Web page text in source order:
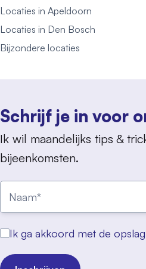
Locaties in Apeldoorn
Locaties in Den Bosch
Bijzondere locaties
Schrijf je in voor
Ik wil maandelijks tips &
bijeenkomsten.
Ik ga akkoord met de